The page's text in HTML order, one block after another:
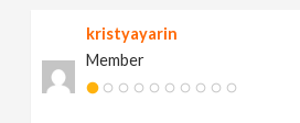
kristyayarin
Member